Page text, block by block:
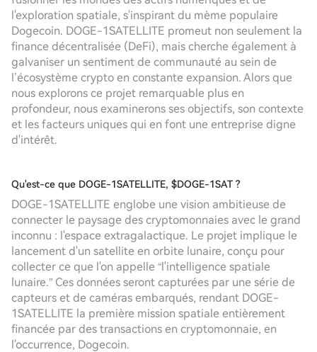
l'exploration spatiale, s'inspirant du mème populaire
Dogecoin. DOGE-1SATELLITE promeut non seulement la
finance décentralisée (DeFi), mais cherche également à
galvaniser un sentiment de communauté au sein de
l’écosystème crypto en constante expansion. Alors que
nous explorons ce projet remarquable plus en
profondeur, nous examinerons ses objectifs, son contexte
et les facteurs uniques qui en font une entreprise digne
d'intérêt.
Qu'est-ce que DOGE-1SATELLITE, $DOGE-1SAT ?
DOGE-1SATELLITE englobe une vision ambitieuse de
connecter le paysage des cryptomonnaies avec le grand
inconnu : l'espace extragalactique. Le projet implique le
lancement d'un satellite en orbite lunaire, conçu pour
collecter ce que l'on appelle “l'intelligence spatiale
lunaire.” Ces données seront capturées par une série de
capteurs et de caméras embarqués, rendant DOGE-
1SATELLITE la première mission spatiale entièrement
financée par des transactions en cryptomonnaie, en
l'occurrence, Dogecoin.